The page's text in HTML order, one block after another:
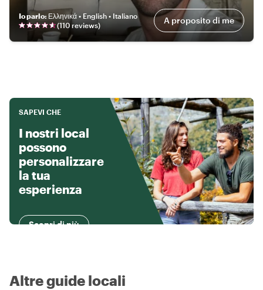
Io parlo: Ελληνικά • English • Italiano
(110 reviews) A proposito di me
SAPEVI CHE
I nostri local
possono
personalizzare
la tua
esperienza
Scopri di più
Altre guide locali